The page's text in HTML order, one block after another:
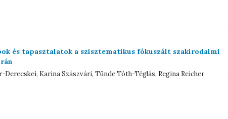
és tapasztalatok a szisztematikus fókuszált szakirodalmi
Derecskei, Karina Szászvári, Tünde Tóth-Téglás, Regina Reicher